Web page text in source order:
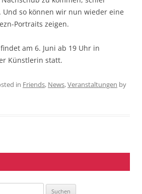
Und so können wir nun wieder eine
Portraits zeigen.
am 6. Juni ab 19 Uhr in
Künstlerin statt.
in Friends, News,Veranstaltungen by